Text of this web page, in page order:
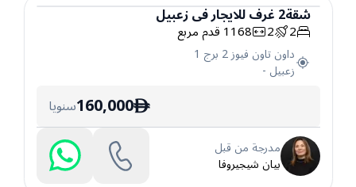
شقة
شقة2غرفللايجارفيزعبيل
2
2
1168قدم مربع
داون تاون فيوز 2 برج 1
زعبيل -
ê
160,000سنويا
مدرجة من قبل
بيان شيجيروفا